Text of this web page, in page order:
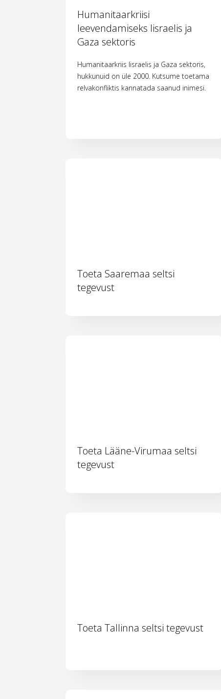
Humanitaarkriisi
leevendamiseks Iisraelis ja
Gaza sektoris
Humanitaarkriis Iisraelis ja Gaza sektoris,
hukkunuid on üle 2000. Kutsume toetama
relvakonfliktis kannatada saanud inimesi.
Toeta Saaremaa seltsi
tegevust
Toeta Lääne-Virumaa seltsi
tegevust
Toeta Tallinna seltsi tegevust